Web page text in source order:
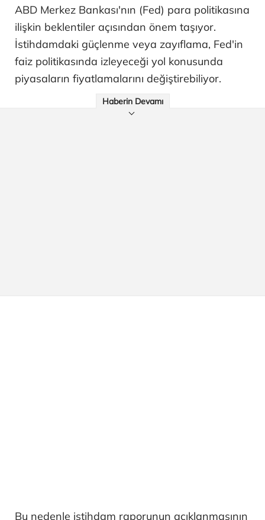
ABD Merkez Bankası'nın (Fed) para politikasına
ilişkin beklentiler açısından önem taşıyor.
İstihdamdaki güçlenme veya zayıflama, Fed'in
faiz politikasında izleyeceği yol konusunda
piyasaların fiyatlamalarını değiştirebiliyor.
Haberin Devamı
Bu nedenle istihdam raporunun açıklanmasının